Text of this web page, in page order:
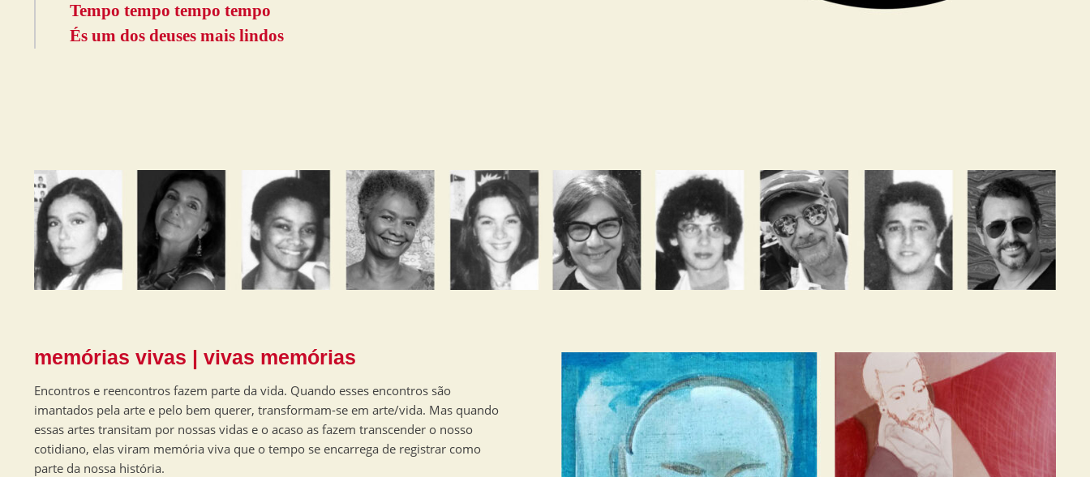
Tempo tempo tempo tempo
És um dos deuses mais lindos
memórias vivas | vivas memórias
Encontros e reencontros fazem parte da vida. Quando esses encontros são
imantados pela arte e pelo bem querer, transformam-se em arte/vida. Mas quando
essas artes transitam por nossas vidas e o acaso as fazem transcender o nosso
cotidiano, elas viram memória viva que o tempo se encarrega de registrar como
parte da nossa história.